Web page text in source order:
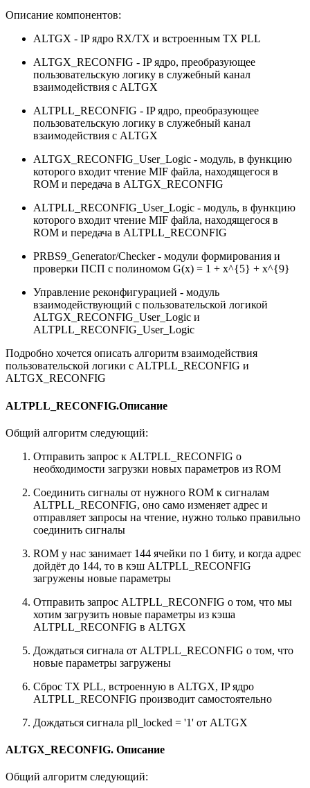
Описание компонентов:
ALTGX - IP ядро RX/TX и встроенным TX PLL
ALTGX_RECONFIG - IP ядро, преобразующее
пользовательскую логику в служебный канал
взаимодействия с ALTGX
ALTPLL_RECONFIG - IP ядро, преобразующее
пользовательскую логику в служебный канал
взаимодействия с ALTGX
ALTGX_RECONFIG_User_Logic - модуль, в функцию
которого входит чтение MIF файла, находящегося в
ROM и передача в ALTGX_RECONFIG
ALTPLL_RECONFIG_User_Logic - модуль, в функцию
которого входит чтение MIF файла, находящегося в
ROM и передача в ALTPLL_RECONFIG
PRBS9_Generator/Checker - модули формирования и
проверки ПСП с полиномом G(x) = 1 + x^{5} + x^{9}
Управление реконфигурацией - модуль
взаимодействующий с пользовательской логикой
ALTGX_RECONFIG_User_Logic и
ALTPLL_RECONFIG_User_Logic
Подробно хочется описать алгоритм взаимодействия
пользовательской логики с ALTPLL_RECONFIG и
ALTGX_RECONFIG
ALTPLL_RECONFIG.Описание
Общий алгоритм следующий:
Отправить запрос к ALTPLL_RECONFIG о
необходимости загрузки новых параметров из ROM
Соединить сигналы от нужного ROM к сигналам
ALTPLL_RECONFIG, оно само изменяет адрес и
отправляет запросы на чтение, нужно только правильно
соединить сигналы
ROM у нас занимает 144 ячейки по 1 биту, и когда адрес
дойдёт до 144, то в кэш ALTPLL_RECONFIG
загружены новые параметры
Отправить запрос ALTPLL_RECONFIG о том, что мы
хотим загрузить новые параметры из кэша
ALTPLL_RECONFIG в ALTGX
Дождаться сигнала от ALTPLL_RECONFIG о том, что
новые параметры загружены
Сброс TX PLL, встроенную в ALTGX, IP ядро
ALTPLL_RECONFIG производит самостоятельно
Дождаться сигнала pll_locked = '1' от ALTGX
ALTGX_RECONFIG. Описание
Общий алгоритм следующий: